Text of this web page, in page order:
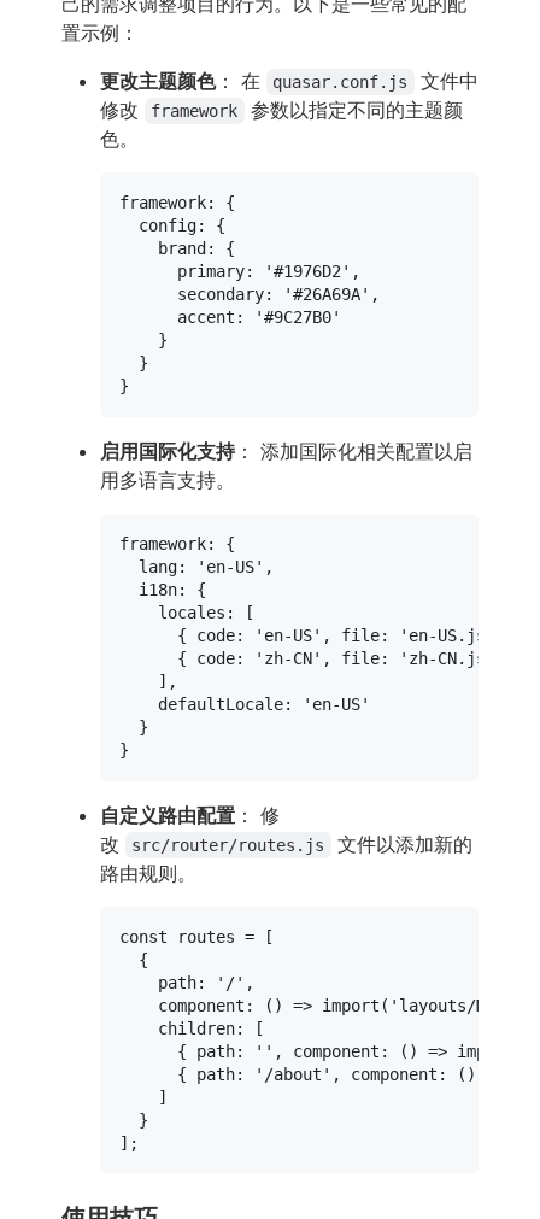
置示例：
更改主题颜色： 在 quasar.conf.js
文件中
修改
framework
参数以指定不同的主题颜
色。
framework: {
config: {
brand : {
primary: '#1976D2' ,
secondary: '#26A69A' ,
accent :
'#9C27B0'
    }
  }
启用国际化支持： 添加国际化相关配置以启
用多语言支持。
framework: {
lang: 'en-US' ,
i18n: {
locales : [
      {
code: 'en-US' , file: 'en-US.js'
      {
code: 'zh-CN' , file: 'zh-CN.js'
    ],
defaultLocale:
'en-US'
  }
自定义路由配置 ： 修
改
src/router/routes.js
文件以添加新的
路由规则。
const routes = [
  {
path: '/' ,
component : () => import ( 'layouts/
children: [
      {
path: '' , component : () => import
      {
path: '/about' , component : () =>
    ]
  }